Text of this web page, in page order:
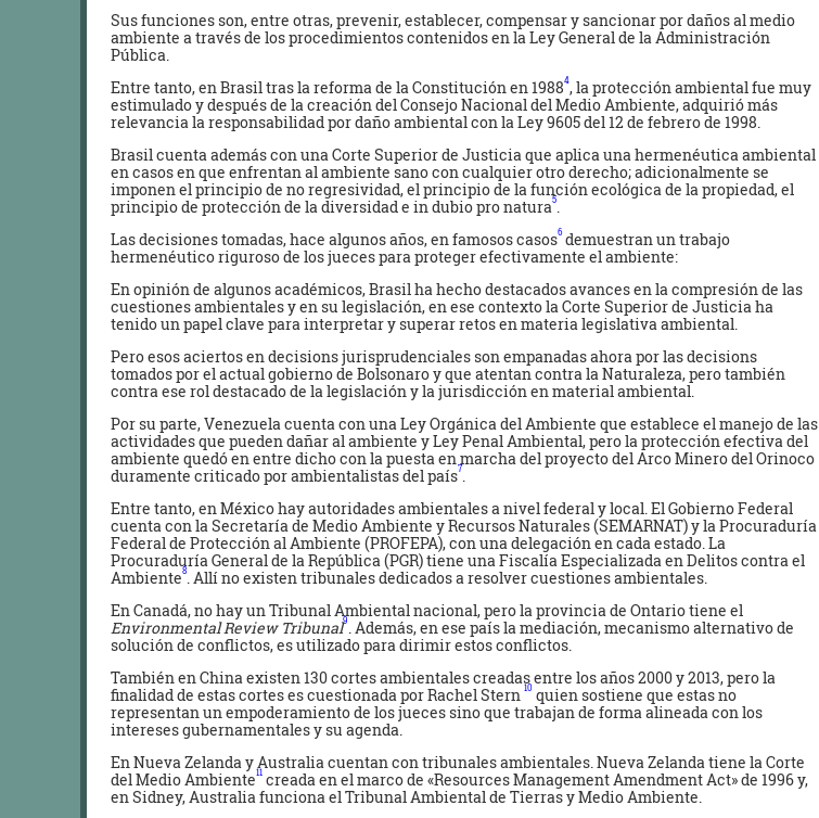
Sus funciones son, entre otras, prevenir, establecer, compensar y sancionar por daños al medio
ambiente a través de los procedimientos contenidos en la Ley General de la Administración
Pública.
Entre tanto, en Brasil tras la reforma de la Constitución en 19884, la protección ambiental fue muy
estimulado y después de la creación del Consejo Nacional del Medio Ambiente, adquirió más
relevancia la responsabilidad por daño ambiental con la Ley 9605 del 12 de febrero de 1998.
Brasil cuenta además con una Corte Superior de Justicia que aplica una hermenéutica ambiental
en casos en que enfrentan al ambiente sano con cualquier otro derecho; adicionalmente se
imponen el principio de no regresividad, el principio de la función ecológica de la propiedad, el
principio de protección de la diversidad e in dubio pro natura5.
Las decisiones tomadas, hace algunos años, en famosos casos6demuestran un trabajo
hermenéutico riguroso de los jueces para proteger efectivamente el ambiente:
En opinión de algunos académicos, Brasil ha hecho destacados avances en la compresión de las
cuestiones ambientales y en su legislación, en ese contexto la Corte Superior de Justicia ha
tenido un papel clave para interpretar y superar retos en materia legislativa ambiental.
Pero esos aciertos en decisions jurisprudenciales son empanadas ahora por las decisions
tomados por el actual gobierno de Bolsonaro y que atentan contra la Naturaleza, pero también
contra ese rol destacado de la legislación y la jurisdicción en material ambiental.
Por su parte, Venezuela cuenta con una Ley Orgánica del Ambiente que establece el manejo de las
actividades que pueden dañar al ambiente y Ley Penal Ambiental, pero la protección efectiva del
ambiente quedó en entre dicho con la puesta en marcha del proyecto del Arco Minero del Orinoco
duramente criticado por ambientalistas del país7.
Entre tanto, en México hay autoridades ambientales a nivel federal y local. El Gobierno Federal
cuenta con la Secretaría de Medio Ambiente y Recursos Naturales (SEMARNAT) y la Procuraduría
Federal de Protección al Ambiente (PROFEPA), con una delegación en cada estado. La
Procuraduría General de la República (PGR) tiene una Fiscalía Especializada en Delitos contra el
Ambiente8. Allí no existen tribunales dedicados a resolver cuestiones ambientales.
En Canadá, no hay un Tribunal Ambiental nacional, pero la provincia de Ontario tiene el
Environmental Review Tribunal9 . Además, en ese país la mediación, mecanismo alternativo de
solución de conflictos, es utilizado para dirimir estos conflictos.
También en China existen 130 cortes ambientales creadas entre los años 2000 y 2013, pero la
finalidad de estas cortes es cuestionada por Rachel Stern 10 quien sostiene que estas no
representan un empoderamiento de los jueces sino que trabajan de forma alineada con los
intereses gubernamentales y su agenda.
En Nueva Zelanda y Australia cuentan con tribunales ambientales. Nueva Zelanda tiene la Corte
del Medio Ambiente11 creada en el marco de «Resources Management Amendment Act» de 1996 y,
en Sidney, Australia funciona el Tribunal Ambiental de Tierras y Medio Ambiente.